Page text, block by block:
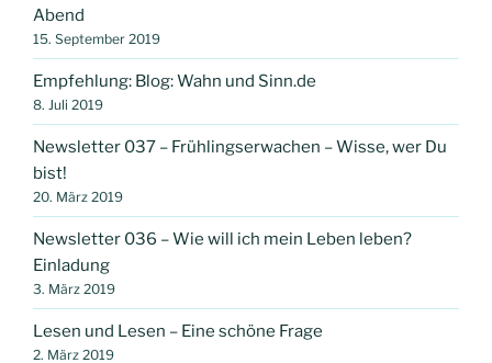
Abend
15. September 2019
Empfehlung: Blog: Wahn und Sinn.de
8. Juli 2019
Newsletter 037 – Frühlingserwachen – Wisse, wer Du
bist!
20. März 2019
Newsletter 036 – Wie will ich mein Leben leben?
Einladung
3. März 2019
Lesen und Lesen – Eine schöne Frage
2. März 2019